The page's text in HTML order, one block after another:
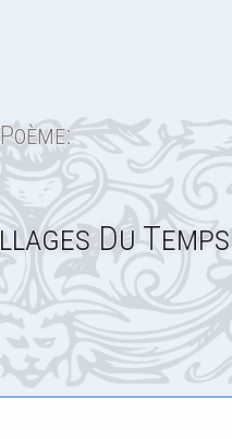
Poème:
Du Temps